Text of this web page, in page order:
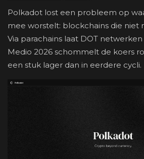
Polkadot lost een probleem op
mee worstelt: blockchains die niet
Via parachains laat DOT
Medio 2026 schommelt de koers
een stuk lager dan in eerdere cycli.